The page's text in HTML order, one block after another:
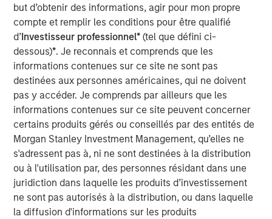
but d’obtenir des informations, agir pour mon propre
compte et remplir les conditions pour être qualifié
d’Investisseur professionnel*(tel que défini ci-
dessous)*. Je reconnais et comprends que les
informations contenues sur ce site ne sont pas
destinées aux personnes américaines, qui ne doivent
pas y accéder. Je comprends par ailleurs que les
informations contenues sur ce site peuvent concerner
certains produits gérés ou conseillés par des entités de
Morgan Stanley Investment Management, qu’elles ne
s'adressent pas à, ni ne sont destinées à la distribution
ou à l'utilisation par, des personnes résidant dans une
juridiction dans laquelle les produits d’investissement
ne sont pas autorisés à la distribution, ou dans laquelle
la diffusion d'informations sur les produits
The outlook for broad commodities in 2026 appears
increasingly optimistic. After a period of volatility and
adjustment, global commodity markets may be poised to
benefit from a confluence of positive trends in the new
year. Let’s review the major themes shaping each sector.
Energy markets seeking stability amid transition
Energy commodities enter 2026 at an interesting
crossroads. On one hand, oil and gas markets have
abundant supply and somewhat softer pricing. On the
other hand, the ongoing energy transition is accelerating
investment in new energy sources.